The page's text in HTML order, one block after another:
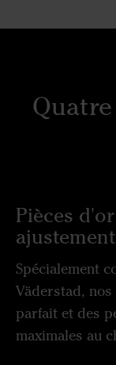
Pièces
Spécialement
Väderstad,
parfait et des
maximales au